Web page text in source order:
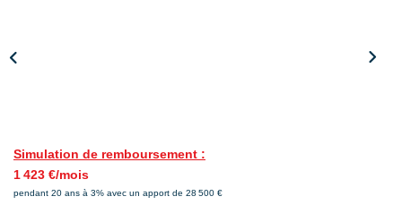
Simulation de remboursement :
1 423 €/mois
pendant 20 ans à 3% avec un apport de 28 500 €